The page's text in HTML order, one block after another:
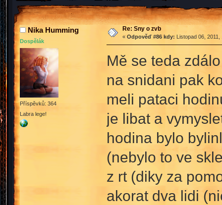
Nika Humming
Dospělák
Příspěvků: 364
Labra lege!
Re: Sny o zvb
« Odpověď #86 kdy: Listopad 06,
Mě se teda
na snidani pak
meli pataci
je libat a
hodina bylo
(nebylo to ve
z rt (diky za
akorat dva lidi